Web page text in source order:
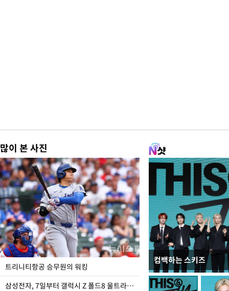
많이 본 사진
트리니티항공 승무원의 워킹
삼성전자, 7일부터 갤럭시 Z 폴드8 울트라·폴드8·플립8 출시
컴백하는 스키즈
입추 하루 앞둔 전남
폭염